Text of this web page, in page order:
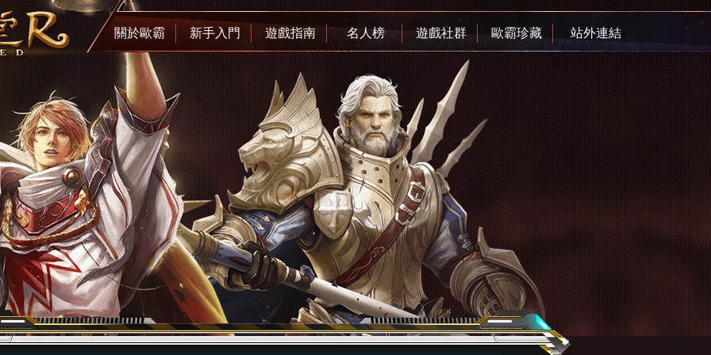
關於歐霸 新手入門 遊戲指南 名人榜 遊戲社群 歐霸珍藏 站外連結